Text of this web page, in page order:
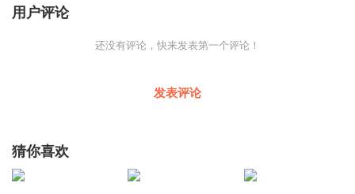
用户评论
还没有评论，快来发表第一个评论！
发表评论
猜你喜欢